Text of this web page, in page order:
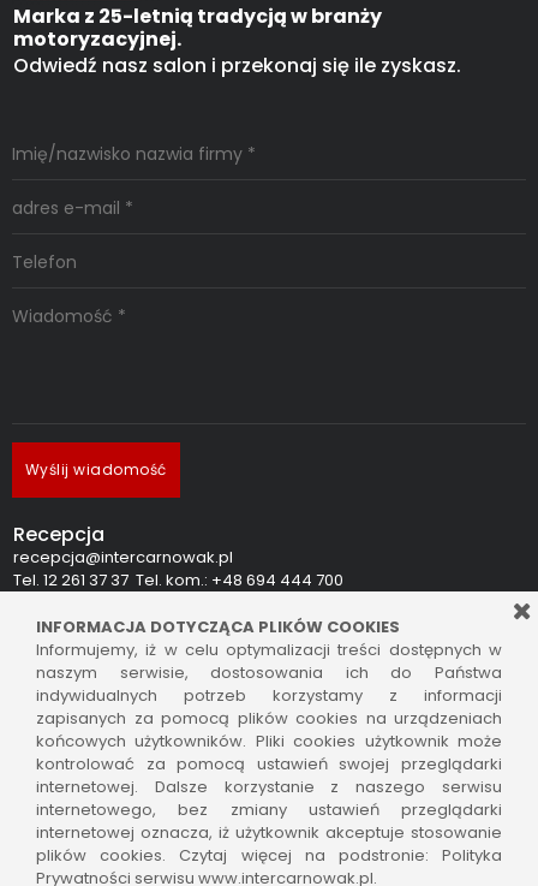
Marka z 25-letnią tradycją w branży
motoryzacyjnej.
Odwiedź nasz salon i przekonaj się ile zyskasz.
Wyślij wiadomość
Recepcja
recepcja@intercarnowak.pl
Tel. 12 261 37 37 Tel. kom.: +48 694 444 700
Salon sprzedaży
ubezpieczenia i finanse
Pon. - Pt. 9:00 do 17:00
Sobota 9:00 do 14:00, niedziela nieczynne
Serwis mechaniczny, części, blacharnia i lakiernia
Pon. - Pt. 8:00 do 17:00
Sobota 8:00 do 14:00, niedziela nieczynne
INFORMACJA DOTYCZĄCA PLIKÓW COOKIES
Informujemy, iż w celu optymalizacji treści dostępnych w
naszym serwisie, dostosowania ich do Państwa
indywidualnych potrzeb korzystamy z informacji
zapisanych za pomocą plików cookies na urządzeniach
końcowych użytkowników. Pliki cookies użytkownik może
kontrolować za pomocą ustawień swojej przeglądarki
internetowej. Dalsze korzystanie z naszego serwisu
internetowego, bez zmiany ustawień przeglądarki
internetowej oznacza, iż użytkownik akceptuje stosowanie
plików cookies. Czytaj więcej na podstronie: Polityka
Prywatności serwisu www.intercarnowak.pl.